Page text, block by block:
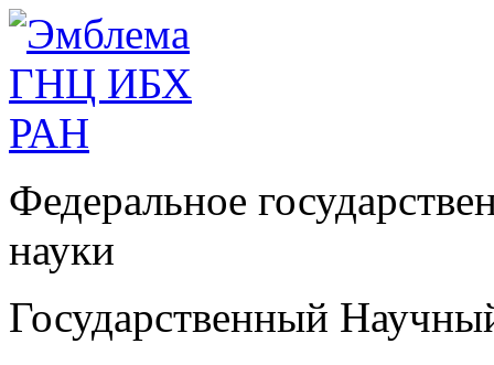
Федеральное
науки
Государственный